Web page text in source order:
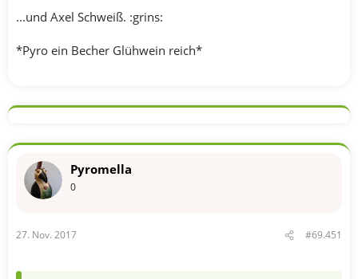
...und Axel Schweiß. :grins:
*Pyro ein Becher Glühwein reich*
Pyromella
0
27. Nov. 2017 #69.451